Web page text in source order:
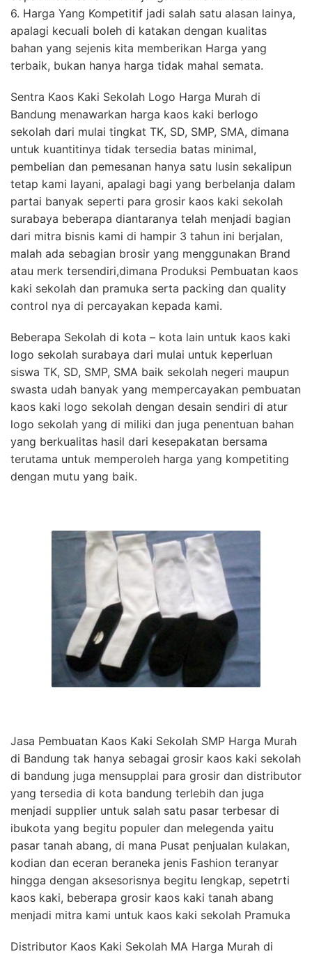
6. Harga Yang Kompetitif jadi salah satu alasan lainya,
apalagi kecuali boleh di katakan dengan kualitas
bahan yang sejenis kita memberikan Harga yang
terbaik, bukan hanya harga tidak mahal semata.
Sentra Kaos Kaki Sekolah Logo Harga Murah di
Bandung menawarkan harga kaos kaki berlogo
sekolah dari mulai tingkat TK, SD, SMP, SMA, dimana
untuk kuantitinya tidak tersedia batas minimal,
pembelian dan pemesanan hanya satu lusin sekalipun
tetap kami layani, apalagi bagi yang berbelanja dalam
partai banyak seperti para grosir kaos kaki sekolah
surabaya beberapa diantaranya telah menjadi bagian
dari mitra bisnis kami di hampir 3 tahun ini berjalan,
malah ada sebagian brosir yang menggunakan Brand
atau merk tersendiri,dimana Produksi Pembuatan kaos
kaki sekolah dan pramuka serta packing dan quality
control nya di percayakan kepada kami.
Beberapa Sekolah di kota – kota lain untuk kaos kaki
logo sekolah surabaya dari mulai untuk keperluan
siswa TK, SD, SMP, SMA baik sekolah negeri maupun
swasta udah banyak yang mempercayakan pembuatan
kaos kaki logo sekolah dengan desain sendiri di atur
logo sekolah yang di miliki dan juga penentuan bahan
yang berkualitas hasil dari kesepakatan bersama
terutama untuk memperoleh harga yang kompetiting
dengan mutu yang baik.
Jasa Pembuatan Kaos Kaki Sekolah SMP Harga Murah
di Bandung tak hanya sebagai grosir kaos kaki sekolah
di bandung juga mensupplai para grosir dan distributor
yang tersedia di kota bandung terlebih dan juga
menjadi supplier untuk salah satu pasar terbesar di
ibukota yang begitu populer dan melegenda yaitu
pasar tanah abang, di mana Pusat penjualan kulakan,
kodian dan eceran beraneka jenis Fashion teranyar
hingga dengan aksesorisnya begitu lengkap, sepetrti
kaos kaki, beberapa grosir kaos kaki tanah abang
menjadi mitra kami untuk kaos kaki sekolah Pramuka
Distributor Kaos Kaki Sekolah MA Harga Murah di